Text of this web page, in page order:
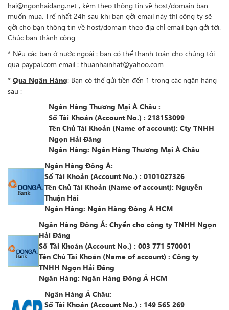
hai@ngonhaidang.net , kèm theo thông tin về host/domain bạn
muốn mua. Trể nhất 24h sau khi bạn gởi email này thì công ty sẽ
gởi cho bạn thông tin về host/domain theo địa chỉ email bạn gởi tới.
Chúc bạn thành công
* Nếu các bạn ở nước ngoài : bạn có thể thanh toán cho chúng tôi
qua paypal.com email : thuanhainhat@yahoo.com
* Qua Ngân Hàng: Bạn có thể gửi tiền đến 1 trong các ngân hàng
sau :
Ngân Hàng Thương Mại Á Châu :
Số Tài Khoản (Account No.) : 218153099
Tên Chủ Tài Khoản (Name of account): Cty TNHH
Ngọn Hải Đăng
Ngân Hàng: Ngân Hàng Thương Mại Á Châu
Ngân Hàng Đông Á:
Số Tài Khoản (Account No.) : 0101027326
Tên Chủ Tài Khoản (Name of account): Nguyễn
Thuận Hải
Ngân Hàng: Ngân Hàng Đông Á HCM
Ngân Hàng Đông Á: Chyển cho công ty TNHH Ngọn
Hải Đăng
Số Tài Khoản (Account No.) : 003 771 570001
Tên Chủ Tài Khoản (Name of account) : Công ty
TNHH Ngọn Hải Đăng
Ngân Hàng: Ngân Hàng Đông Á HCM
Ngân Hàng Á Châu:
Số Tài Khoản (Account No.) : 149 565 269